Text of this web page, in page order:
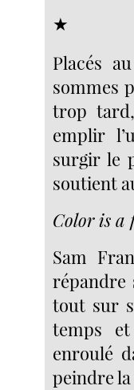
★
Placés
sommes
trop
emplir
surgir le
soutient
Color is a
Sam
répandre
tout sur
temps
enroulé
peindre la